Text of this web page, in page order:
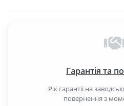
Гарантія та
Рік гарантії на
повернення з